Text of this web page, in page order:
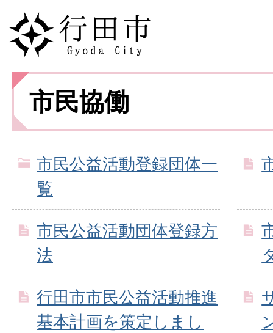
市民協働
市民公益活動登録団体一
覧
市民公益活動団体登録方
法
行田市市民公益活動推進
基本計画を策定しまし